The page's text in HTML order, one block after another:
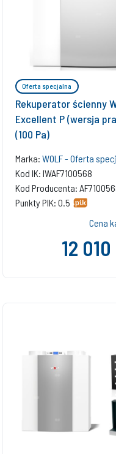
Oferta specjalna
Rekuperator ścienny
Excellent P (wersja
(100 Pa)
Marka: WOLF - Oferta
Kod IK: IWAF7100568
Kod Producenta:
Punkty PIK: 0.5
Cena
12